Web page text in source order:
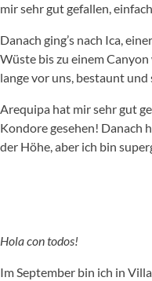
mir sehr gut gefallen,
Danach ging’s nach Ica,
Wüste bis zu einem
lange vor uns, bestaunt
Arequipa hat mir sehr gut
Kondore gesehen! Danach
der Höhe, aber ich bin
Hola con todos!
Im September bin ich in